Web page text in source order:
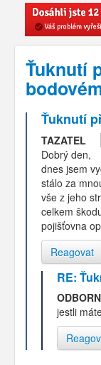
Ťuknutí
Ťuknutí
TAZATEL
Dobrý den,
dnes jsem
stálo za
vše z jeho
celkem
pojišťovna
Reagovat
RE:
jestli